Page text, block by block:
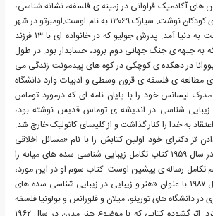
های آکادمیک فراوانی در زمینه ی فلسفه، نشانه شناسی،
نقد ادبی و کتاب هایی برای کودکان نوشت. سیارک ۱۳۰۶۹ به نام اوست.اومبرتو در شهر
آلساندریا در استان پیدمونت به دنیا آمد. پدرش جولیو که در خانواده ای با ۱۳ فرزند
به جبهه ی جنگ جهانی دوم برود، حسابدار بود. در طول
در دهکده ی کوچکی در کوه های پیدمونت زندگی می
مطالعه ی فلسفه ی قرون وسطی و ادبیات وارد دانشگاه
بولونیا شد. در سال ۱۹۵۴ مدرک لیسانس خود را با پایان نامه ای که درمورد توماس
زیبایی شناسی در اندیشه ی توماس قدیس نوشته بود،
به خدا را کنار گذاشت و از کلیسای کاتولیک خارج شد.
با بسط دادن تز دکترای خود اولین کتابش را با نام «مسائل اخلاقی
سنت توماس» منتشر کرد.در سال ۱۹۵۹ کتاب تکامل زیبایی شناسی سده های میانه را
تکامل رساله ی پیشین اوست. کتاب سوم او در این مورد،
حدود سی سال بعد در سال ۱۹۸۷ با عنوان «هنر و زیبایی در زیبایی شناسی سده های
است.در سال ۱۹۶۱ وی در دانشگاه های تورینو، میلان و فلورانس و بولونیا فلسفه